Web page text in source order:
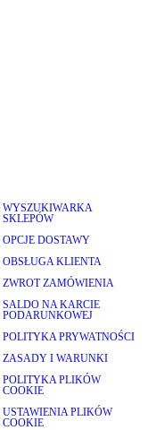
WYSZUKIWARKA
SKLEPÓW
OPCJE DOSTAWY
OBSŁUGA KLIENTA
ZWROT ZAMÓWIENIA
SALDO NA KARCIE
PODARUNKOWEJ
POLITYKA PRYWATNOŚCI
ZASADY I WARUNKI
POLITYKA PLIKÓW
COOKIE
USTAWIENIA PLIKÓW
COOKIE